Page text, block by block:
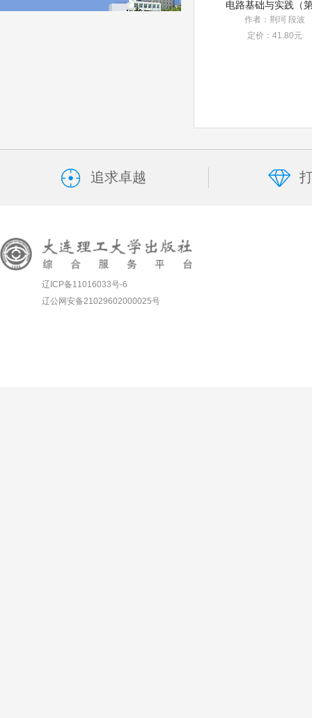
作者：荆珂 段波
定价：41.80元
追求卓越
辽ICP备11016033号-6
辽公网安备21029602000025号